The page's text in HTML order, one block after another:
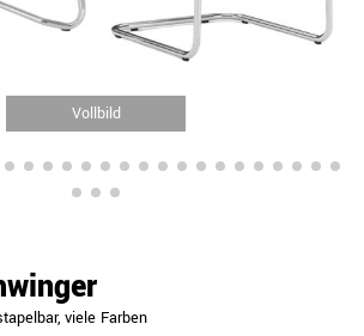
Vollbild
viele Farben